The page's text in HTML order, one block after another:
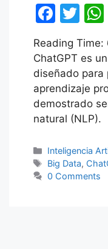
F
a
c
e
b
o
o
k
T
w
itt
er
Reading Time:
ChatGPT es
diseñado para
aprendizaje
demostrado
natural (NLP).
Categorías
Inteligencia
Etiquetas
Big Data,
0 Comments